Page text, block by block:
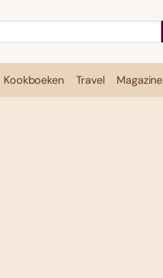
Kookboeken Travel Magazine